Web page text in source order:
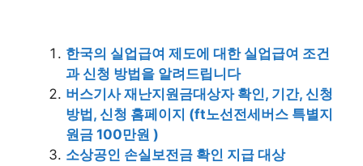
한국의 실업급여 제도에 대한 실업급여 조건
과 신청 방법을 알려드립니다
버스기사 재난지원금대상자 확인, 기간, 신청
방법, 신청 홈페이지 (ft노선전세버스 특별지
원금 100만원 )
소상공인 손실보전금 확인 지급 대상